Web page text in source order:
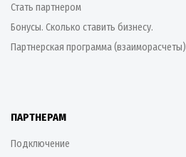
Стать партнером
Бонусы. Сколько ставить бизнесу.
Партнерская программа (взаиморасчеты)
ПАРТНЕРАМ
Подключение